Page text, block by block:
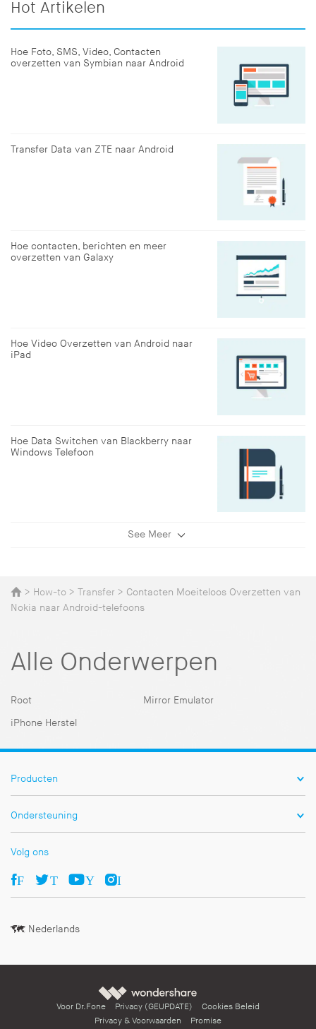
Hot Artikelen
Hoe Foto, SMS, Video, Contacten
overzetten van Symbian naar Android
Transfer Data van ZTE naar Android
Hoe contacten, berichten en meer
overzetten van Galaxy
Hoe Video Overzetten van Android naar
iPad
Hoe Data Switchen van Blackberry naar
Windows Telefoon
See Meer
> How-to > Transfer > Contacten Moeiteloos Overzetten van
Nokia naar Android-telefoons
Alle Onderwerpen
Root
Mirror Emulator
iPhone Herstel
Producten
Ondersteuning
Volg ons
Facebook Twitter Youtube Ins
Nederlands
Wondershare
Voor Dr.Fone
Privacy (GEUPDATE)
Cookies Beleid
Privacy & Voorwaarden
Promise